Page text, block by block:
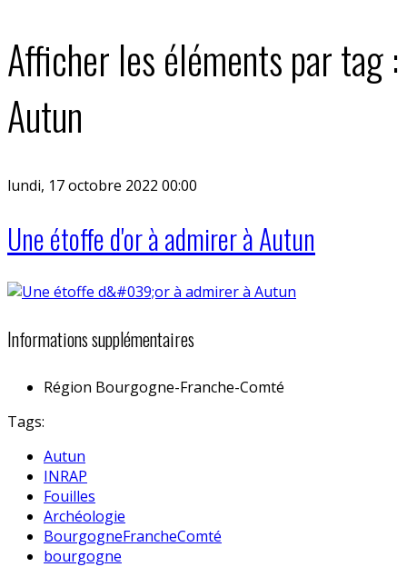
Afficher les éléments par tag :
Autun
lundi, 17 octobre 2022 00:00
Une étoffe d'or à admirer à Autun
Informations supplémentaires
Région Bourgogne-Franche-Comté
Tags:
Autun
INRAP
Fouilles
Archéologie
BourgogneFrancheComté
bourgogne